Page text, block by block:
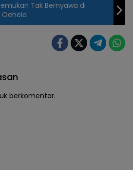
Tak Bernyawa di
Oehela
berkomentar.